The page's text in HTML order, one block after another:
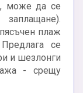
може да се
плаж
се
и шезлонги
- срещу